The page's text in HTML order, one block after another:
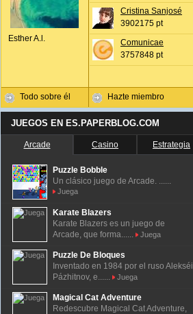
Esther A.l.
Todo sobre él
Cristina Sanjosé
3902175 pt
Comunicae
3757848 pt
Hazte miembro
JUEGOS EN ES.PAPERBLOG.COM
Arcade Casino Estrategia
Puzzle Bobble
Un clásico juego de Arcade. ......
Juega
Karate Blazers
Karate Blazers es un juego de
Arcade, que forma......
Juega
Puzzle De Bloques
Inventado en 1984 por el ruso Alekséi
Pázhitnov, e......
Juega
Magical Cat Adventure
Redescubre Magical Cat Adventure,